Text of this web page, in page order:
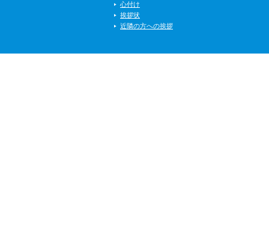
心付け
挨拶状
近隣の方への挨拶